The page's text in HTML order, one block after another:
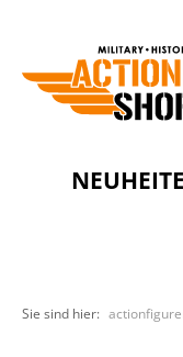
Sie sind hier: